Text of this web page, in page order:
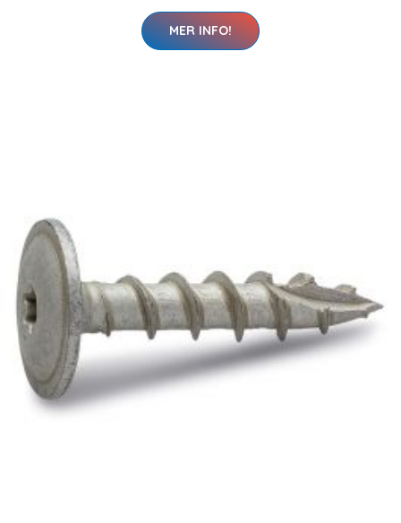
MER INFO!